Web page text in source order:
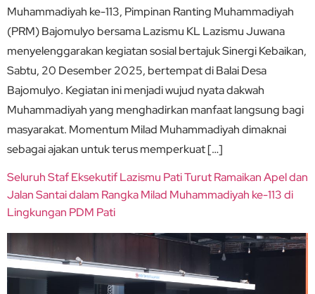
Muhammadiyah ke-113, Pimpinan Ranting Muhammadiyah
(PRM) Bajomulyo bersama Lazismu KL Lazismu Juwana
menyelenggarakan kegiatan sosial bertajuk Sinergi Kebaikan,
Sabtu, 20 Desember 2025, bertempat di Balai Desa
Bajomulyo. Kegiatan ini menjadi wujud nyata dakwah
Muhammadiyah yang menghadirkan manfaat langsung bagi
masyarakat. Momentum Milad Muhammadiyah dimaknai
sebagai ajakan untuk terus memperkuat […]
Seluruh Staf Eksekutif Lazismu Pati Turut Ramaikan Apel dan
Jalan Santai dalam Rangka Milad Muhammadiyah ke-113 di
Lingkungan PDM Pati